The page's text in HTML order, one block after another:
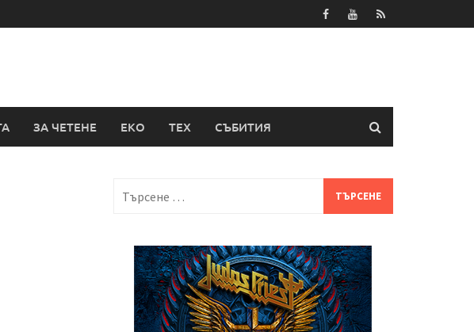
ЗА ЧЕТЕНЕ ЕКО ТЕХ СЪБИТИЯ
за: